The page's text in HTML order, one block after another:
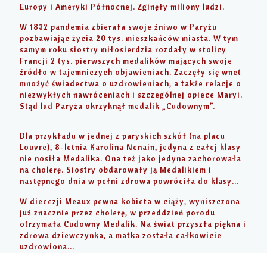
Europy i Ameryki Północnej. Zginęły miliony ludzi.
W 1832 pandemia zbierała swoje żniwo w Paryżu
pozbawiając życia 20 tys. mieszkańców miasta. W tym
samym roku siostry miłosierdzia rozdały w stolicy
Francji 2 tys. pierwszych medalików mających swoje
źródło w tajemniczych objawieniach. Zaczęły się wnet
mnożyć świadectwa o uzdrowieniach, a także relacje o
niezwykłych nawróceniach i szczególnej opiece Maryi.
Stąd lud Paryża okrzyknął medalik „Cudownym”.
Dla przykładu w jednej z paryskich szkół (na placu
Louvre), 8-letnia Karolina Nenain, jedyna z całej klasy
nie nosiła Medalika. Ona też jako jedyna zachorowała
na cholerę. Siostry obdarowały ją Medalikiem i
następnego dnia w pełni zdrowa powróciła do klasy…
W diecezji Meaux pewna kobieta w ciąży, wyniszczona
już znacznie przez cholerę, w przeddzień porodu
otrzymała Cudowny Medalik. Na świat przyszła piękna i
zdrowa dziewczynka, a matka została całkowicie
uzdrowiona…